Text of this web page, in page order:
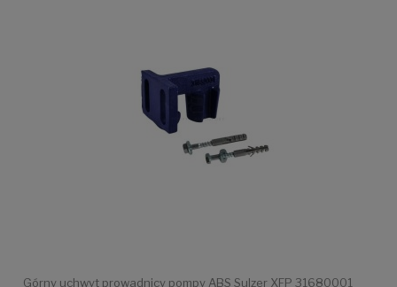
Górny uchwyt prowadnicy pompy ABS Sulzer XFP 31680001